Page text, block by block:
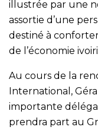
illustrée par une
assortie d’une
destiné à
de l’économie
Au cours de la
International,
importante
prendra part au